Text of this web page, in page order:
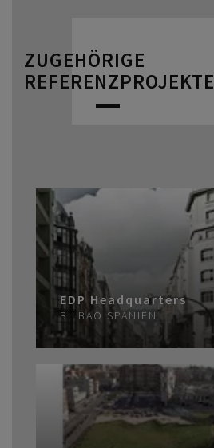
ZUGEHÖRIGE
REFERENZPROJEKTE
EDP Headquarters
BILBAO SPANIEN